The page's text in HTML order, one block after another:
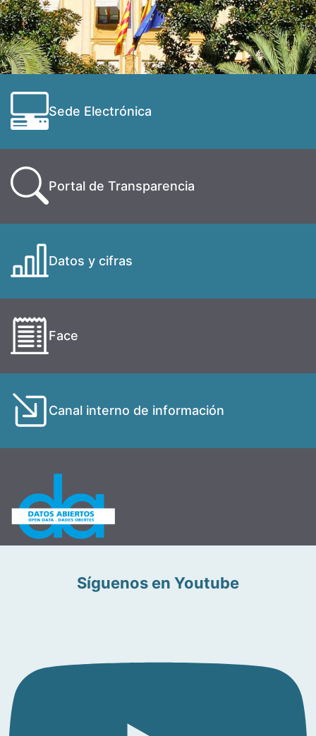
Sede Electrónica
Portal de Transparencia
Datos y cifras
Face
Canal interno de información
Síguenos en Youtube